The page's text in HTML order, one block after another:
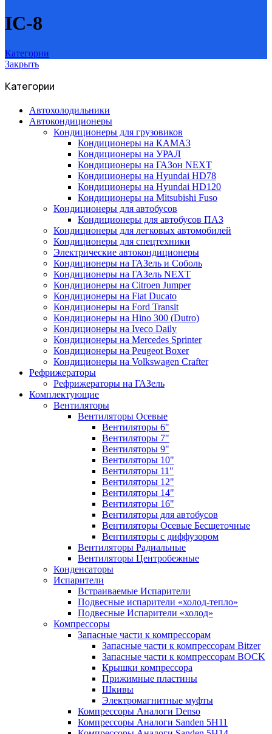
IC-8
Категории
Закрыть
Категории
Автохолодильники
Автокондиционеры
Кондиционеры для грузовиков
Кондиционеры на КАМАЗ
Кондиционеры на УРАЛ
Кондиционеры на ГАЗон NEXT
Кондиционеры на Hyundai HD78
Кондиционеры на Hyundai HD120
Кондиционеры на Mitsubishi Fuso
Кондиционеры для автобусов
Кондиционеры для автобусов ПАЗ
Кондиционеры для легковых автомобилей
Кондиционеры для спецтехники
Электрические автокондиционеры
Кондиционеры на ГАЗель и Соболь
Кондиционеры на ГАЗель NEXT
Кондиционеры на Citroen Jumper
Кондиционеры на Fiat Ducato
Кондиционеры на Ford Transit
Кондиционеры на Hino 300 (Dutro)
Кондиционеры на Iveco Daily
Кондиционеры на Mercedes Sprinter
Кондиционеры на Peugeot Boxer
Кондиционеры на Volkswagen Crafter
Рефрижераторы
Рефрижераторы на ГАЗель
Комплектующие
Вентиляторы
Вентиляторы Осевые
Вентиляторы 6"
Вентиляторы 7"
Вентиляторы 9"
Вентиляторы 10"
Вентиляторы 11"
Вентиляторы 12"
Вентиляторы 14"
Вентиляторы 16"
Вентиляторы для автобусов
Вентиляторы Осевые Бесщеточные
Вентиляторы с диффузором
Вентиляторы Радиальные
Вентиляторы Центробежные
Конденсаторы
Испарители
Встраиваемые Испарители
Подвесные испарители «холод-тепло»
Подвесные Испарители «холод»
Компрессоры
Запасные части к компрессорам
Запасные части к компрессорам Bitzer
Запасные части к компрессорам BOCK
Крышки компрессора
Прижимные пластины
Шкивы
Электромагнитные муфты
Компрессоры Аналоги Denso
Компрессоры Аналоги Sanden 5H11